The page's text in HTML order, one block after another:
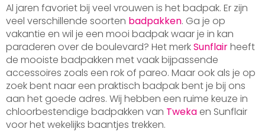
Al jaren favoriet bij veel vrouwen is het badpak. Er zijn
veel verschillende soorten badpakken. Ga je op
vakantie en wil je een mooi badpak waar je in kan
paraderen over de boulevard? Het merkSunflairheeft
de mooiste badpakken met vaak bijpassende
accessoires zoals een rok of pareo. Maar ook als je op
zoek bent naar een praktisch badpak bent je bij ons
aan het goede adres. Wij hebben een ruime keuze in
chloorbestendige badpakken van Tweka en Sunflair
voor het wekelijks baantjes trekken.